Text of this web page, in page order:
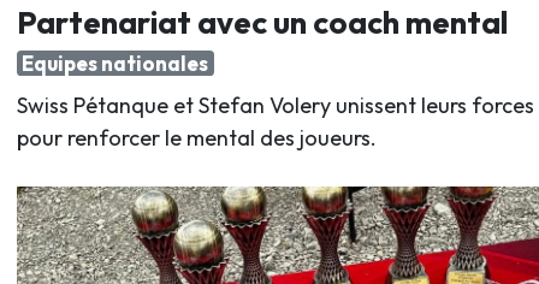
Partenariat avec un coach mental
Equipes nationales
Swiss Pétanque et Stefan Volery unissent leurs forces
pour renforcer le mental des joueurs.